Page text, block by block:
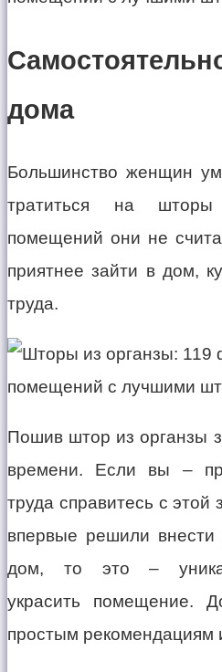
дома
Большинство женщин
тратиться на
помещений они не
приятнее зайти в дом,
труда.
Пошив штор из органзы
времени. Если вы –
труда справитесь с
впервые решили внести
дом, то это –
украсить помещение.
простым рекомендациям